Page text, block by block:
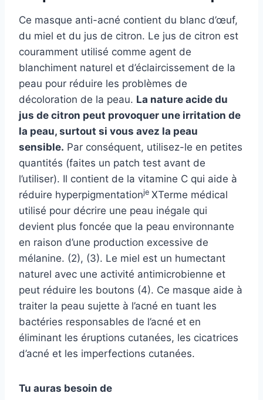
Ce masque anti-acné contient du blanc d’œuf,
du miel et du jus de citron. Le jus de citron est
couramment utilisé comme agent de
blanchiment naturel et d’éclaircissement de la
peau pour réduire les problèmes de
décoloration de la peau. La nature acide du
jus de citron peut provoquer une irritation de
la peau, surtout si vous avez la peau
sensible. Par conséquent, utilisez-le en petites
quantités (faites un patch test avant de
l’utiliser). Il contient de la vitamine C qui aide à
réduire hyperpigmentationje XTerme médical
utilisé pour décrire une peau inégale qui
devient plus foncée que la peau environnante
en raison d’une production excessive de
mélanine. (2), (3). Le miel est un humectant
naturel avec une activité antimicrobienne et
peut réduire les boutons (4). Ce masque aide à
traiter la peau sujette à l’acné en tuant les
bactéries responsables de l’acné et en
éliminant les éruptions cutanées, les cicatrices
d’acné et les imperfections cutanées.
Tu auras besoin de